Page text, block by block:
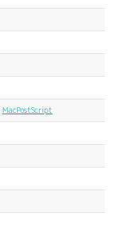
MacPostScript